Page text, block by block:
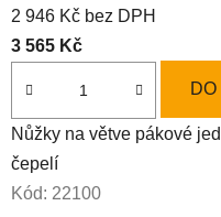
í
.
hodnocení
produktu
3,3
z
5
hvězdiček.
2 946 Kč bez DPH
3 565 Kč
Nůžky na větve pákové
čepelí
Kód: 22100